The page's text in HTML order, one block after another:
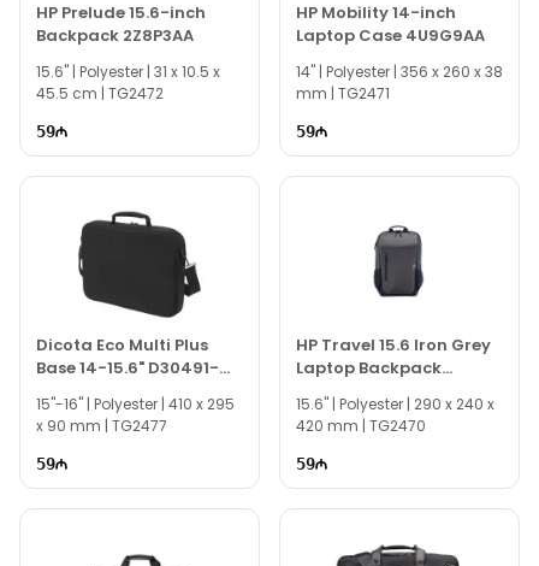
HP Prelude 15.6-inch
Backpack 2Z8P3AA
15.6" | Polyester | 31 x 10.5 x
45.5 cm | TG2472
59
HP Mobility 14-inch
Laptop Case 4U9G9AA
14" | Polyester | 356 x 260 x 38
mm | TG2471
59
Dicota Eco Multi Plus
Base 14-15.6" D30491-
RPET
15"-16" | Polyester | 410 x 295
x 90 mm | TG2477
59
HP Travel 15.6 Iron Grey
Laptop Backpack
6B8U6AA
15.6" | Polyester | 290 x 240 x
420 mm | TG2470
59